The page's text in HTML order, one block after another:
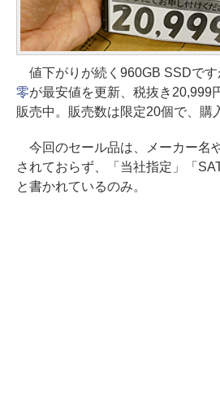
値下がりが続く960GB SSDです
零が最安値を更新、税抜き20,999
販売中。販売数は限定20個で、購
今回のセール品は、メーカー名
されておらず、「当社指定」「
と書かれているのみ。